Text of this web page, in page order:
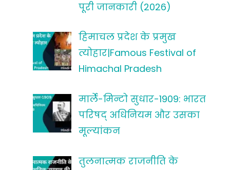
पूरी जानकारी (2026)
हिमाचल प्रदेश के प्रमुख
त्योहार|Famous Festival of
Himachal Pradesh
मार्ले-मिन्टो सुधार-1909: भारत
परिषद् अधिनियम और उसका
मूल्यांकन
तुलनात्मक राजनीति के